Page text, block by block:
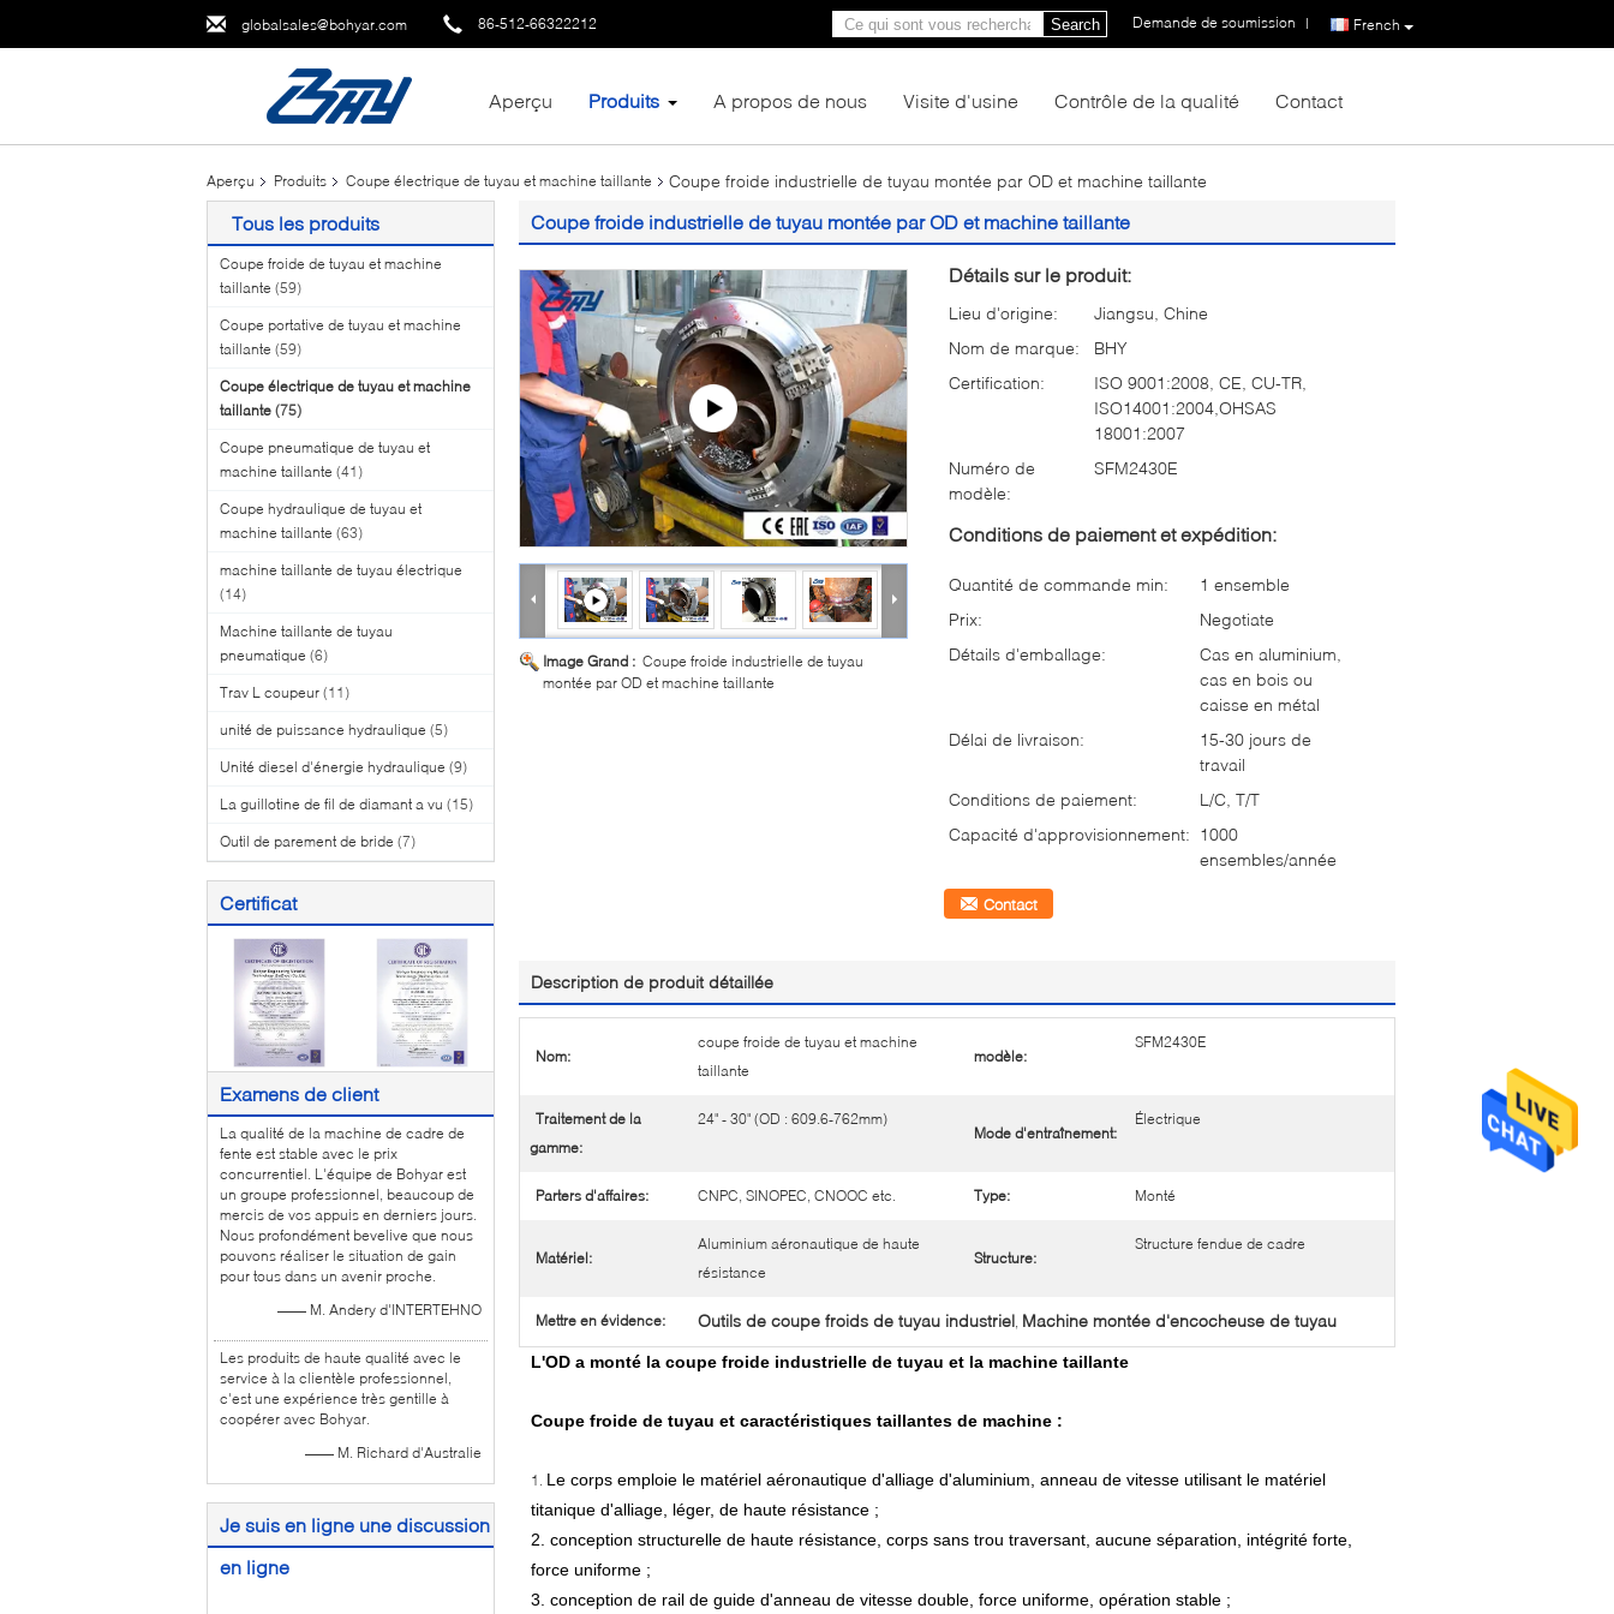
globalsales@bohyar.com 86-512-66322212 French
Demande de soumission |
Search
Aperçu Produits A propos de nous Visite d'usine Contrôle de la qualité Contact
Aperçu Produits Coupe électrique de tuyau et machine taillante Coupe froide industrielle de tuyau montée par OD et machine taillante
Tous les produits
Coupe froide de tuyau et machine
taillante (59)
Coupe portative de tuyau et machine
taillante (59)
Coupe électrique de tuyau et machine
taillante (75)
Coupe pneumatique de tuyau et
machine taillante (41)
Coupe hydraulique de tuyau et
machine taillante (63)
machine taillante de tuyau électrique
(14)
Machine taillante de tuyau
pneumatique (6)
Trav L coupeur (11)
unité de puissance hydraulique (5)
Unité diesel d'énergie hydraulique (9)
La guillotine de fil de diamant a vu (15)
Outil de parement de bride (7)
Certificat
Examens de client
La qualité de la machine de cadre de
fente est stable avec le prix
concurrentiel. L'équipe de Bohyar est
un groupe professionnel, beaucoup de
mercis de vos appuis en derniers jours.
Nous profondément bevelive que nous
pouvons réaliser le situation de gain
pour tous dans un avenir proche.
—— M. Andery d'INTERTEHNO
Les produits de haute qualité avec le
service à la clientèle professionnel,
c'est une expérience très gentille à
coopérer avec Bohyar.
—— M. Richard d'Australie
Je suis en ligne une discussion
en ligne
Coupe froide industrielle de tuyau montée par OD et machine taillante
Image Grand : Coupe froide industrielle de tuyau
montée par OD et machine taillante
Détails sur le produit:
Lieu d'origine:
Jiangsu, Chine
Nom de marque:
BHY
Certification:
ISO 9001:2008, CE, CU-TR,
ISO14001:2004,OHSAS
18001:2007
Numéro de
modèle:
SFM2430E
Conditions de paiement et expédition:
Quantité de commande min:
1 ensemble
Prix:
Negotiate
Détails d'emballage:
Cas en aluminium,
cas en bois ou
caisse en métal
Délai de livraison:
15-30 jours de
travail
Conditions de paiement:
L/C, T/T
Capacité d'approvisionnement: 1000
ensembles/année
Contact
Description de produit détaillée
Nom:
coupe froide de tuyau et machine
taillante
modèle:
SFM2430E
Traitement de la
gamme:
24" - 30" (OD : 609.6-762mm)
Mode d'entraînement:
Électrique
Parters d'affaires: CNPC, SINOPEC, CNOOC etc. Type: Monté
Matériel:
Aluminium aéronautique de haute
résistance
Structure:
Structure fendue de cadre
Mettre en évidence: Outils de coupe froids de tuyau industriel, Machine montée d'encocheuse de tuyau
L'OD a monté la coupe froide industrielle de tuyau et la machine taillante
Coupe froide de tuyau et caractéristiques taillantes de machine :
1. Le corps emploie le matériel aéronautique d'alliage d'aluminium, anneau de vitesse utilisant le matériel
titanique d'alliage, léger, de haute résistance ;
2. conception structurelle de haute résistance, corps sans trou traversant, aucune séparation, intégrité forte,
force uniforme ;
3. conception de rail de guide d'anneau de vitesse double, force uniforme, opération stable ;